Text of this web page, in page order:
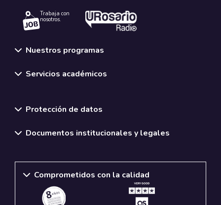
Trabaja con
nosotros.
Nuestros programas
Servicios académicos
Protección de datos
Documentos institucionales y legales
Comprometidos con la calidad